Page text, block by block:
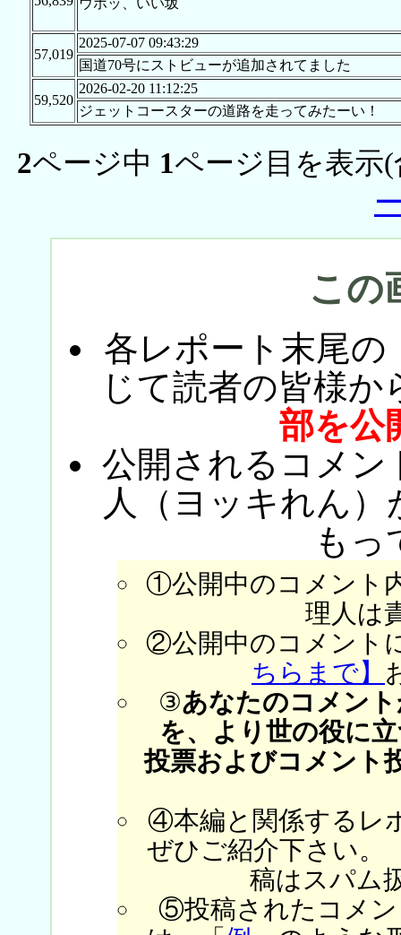
ウホッ、いい坂
57,019
2025-07-07 09:43:29
国道70号にストビューが追加されてました
59,520
2026-02-20 11:12:25
ジェットコースターの道路を走ってみたーい！
2ページ中 1ページ目を表示(
この
各レポート末尾の
じて読者の皆様か
部を公
公開されるコメン
人（ヨッキれん
もっ
①公開中のコメント
理人は
②公開中のコメント
ちらまで】
③あなたのコメン
を、より世の役に
投票およびコメント
④本編と関係するレ
ぜひご紹介下さい。
稿はスパム
⑤投稿されたコメン